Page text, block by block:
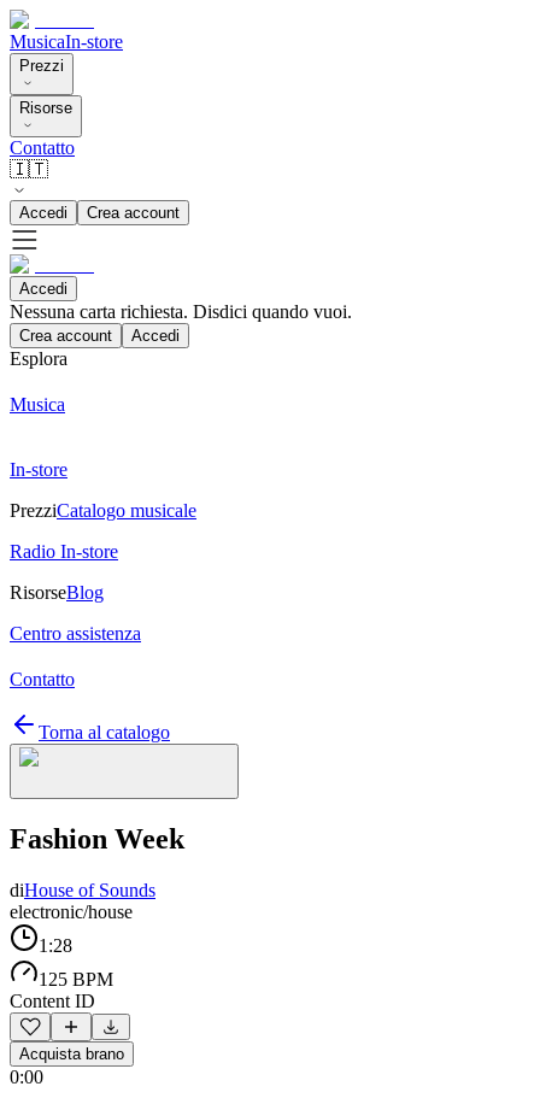
MusicaIn-store
Prezzi
Risorse
Contatto
🇮🇹
Accedi Crea account
Accedi
Nessuna carta richiesta. Disdici quando vuoi.
Crea account Accedi
Esplora
Musica
In-store
PrezziCatalogo musicale
Radio In-store
RisorseBlog
Centro assistenza
Contatto
Torna al catalogo
Fashion Week
diHouse of Sounds
electronic/house
1:28
125 BPM
Content ID
Acquista brano
0:00